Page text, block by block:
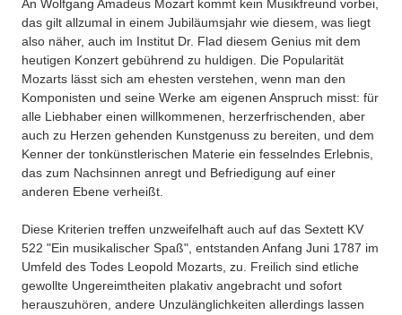
An Wolfgang Amadeus Mozart kommt kein Musikfreund vorbei,
das gilt allzumal in einem Jubiläumsjahr wie diesem, was liegt
also näher, auch im Institut Dr. Flad diesem Genius mit dem
heutigen Konzert gebührend zu huldigen. Die Popularität
Mozarts lässt sich am ehesten verstehen, wenn man den
Komponisten und seine Werke am eigenen Anspruch misst: für
alle Liebhaber einen willkommenen, herzerfrischenden, aber
auch zu Herzen gehenden Kunstgenuss zu bereiten, und dem
Kenner der tonkünstlerischen Materie ein fesselndes Erlebnis,
das zum Nachsinnen anregt und Befriedigung auf einer
anderen Ebene verheißt.
Diese Kriterien treffen unzweifelhaft auch auf das Sextett KV
522 "Ein musikalischer Spaß", entstanden Anfang Juni 1787 im
Umfeld des Todes Leopold Mozarts, zu. Freilich sind etliche
gewollte Ungereimtheiten plakativ angebracht und sofort
herauszuhören, andere Unzulänglichkeiten allerdings lassen